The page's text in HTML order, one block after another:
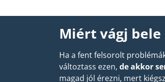
Miért vágj bele
Ha a fent felsorolt
változtass ezen, de akkor
magad jól érezni, mert